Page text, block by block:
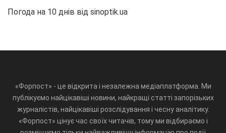
Погода на 10 днів від sinoptik.ua
«Форпост» - це відкрита і незалежна медіаплатформа. Ми
публікуємо найцікавіші новини, найкращі статті запорізьких
журналістів, найцікавіші розслідування і чесну аналітику.
«Форпост» цінує час своїх читачів, тому ми відбираємо і